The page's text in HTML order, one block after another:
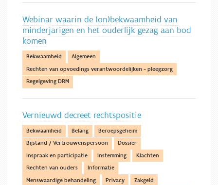
Webinar waarin de (on)bekwaamheid van
minderjarigen en het ouderlijk gezag aan bod
komen
Bekwaamheid
Algemeen
Rechten van opvoedings verantwoordelijken - pleegzorg
Regelgeving DRM
Vernieuwd decreet rechtspositie
Bekwaamheid Belang
Beroepsgeheim
Bijstand / Vertrouwenspersoon
Dossier
Inspraak en participatie
Instemming
Klachten
Rechten van ouders
Informatie
Menswaardige behandeling
Privacy
Zakgeld